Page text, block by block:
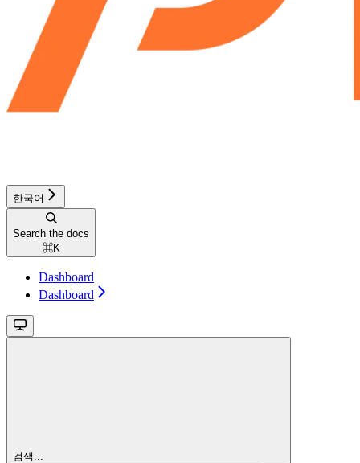
한국어
Search the docs
⌘K
Dashboard
Dashboard
검색...